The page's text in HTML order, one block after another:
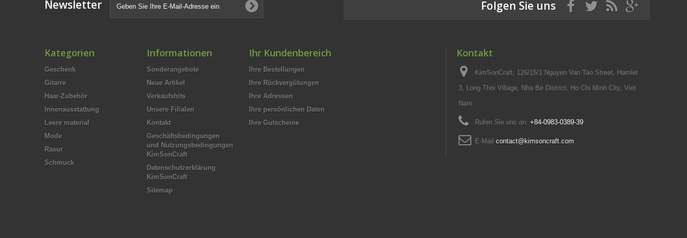
Newsletter Folgen Sie uns
Kategorien
Geschenk
Gitarre
Haar-Zubehör
Innenausstattung
Leere material
Mode
Rasur
Schmuck
Informationen
Sonderangebote
Neue Artikel
Verkaufshits
Unsere Filialen
Kontakt
Geschäftsbedingungen
und Nutzungsbedingungen
KimSonCraft
Datenschutzerklärung
KimSonCraft
Sitemap
Ihr Kundenbereich
Ihre Bestellungen
Ihre Rückvergütungen
Ihre Adressen
Ihre persönlichen Daten
Ihre Gutscheine
Kontakt
KimSonCraft, 126/15/1 Nguyen Van Tao Street, Hamlet
3, Long Thoi Village, Nha Be District, Ho Chi Minh City, Viet
Nam
Rufen Sie uns an: +84-0983-0389-39
E-Mail contact@kimsoncraft.com